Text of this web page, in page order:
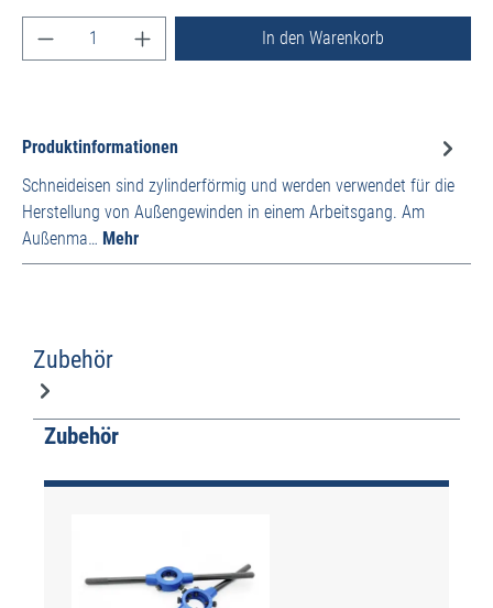
Produkt Anzahl: Gib den gewünschten Wert ein
In den Warenkorb
Produktinformationen
Schneideisen sind zylinderförmig und werden verwendet für die
Herstellung von Außengewinden in einem Arbeitsgang. Am
Außenma… Mehr
Zubehör
Produktgalerie überspringen
Zubehör